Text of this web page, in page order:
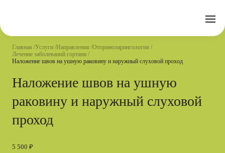
Письмо директору
Страховые организации
Новости
Услуги
Направления
Анализы
Стационар
Контакты
Главная Услуги Направления Оториноларингология
Лечение заболеваний гортани
Наложение швов на ушную раковину и наружный слуховой проход
Наложение швов на ушную
раковину и наружный слуховой
проход
5 500 ₽